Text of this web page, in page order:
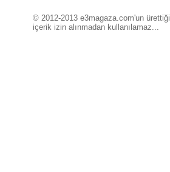
© 2012-2013 e3magaza.com'un ürettiği
içerik izin alınmadan kullanılamaz...